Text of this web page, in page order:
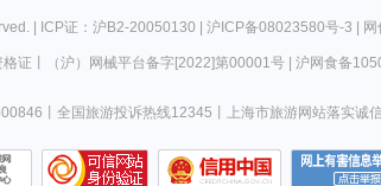
| ICP证：沪B2-20050130 | 沪ICP备08023580号-3 |
证 （沪）网械平台备字[2022]第00001号| 沪网食备
全国旅游投诉热线12345 上海市旅游网站落实诚